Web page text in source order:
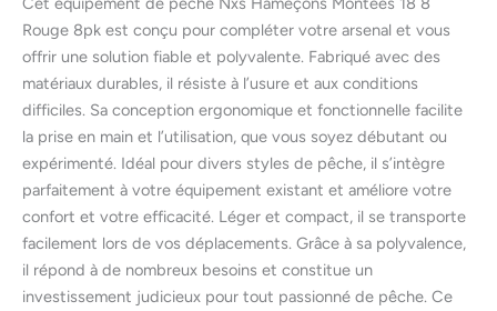
Rouge 8pk est conçu pour compléter votre arsenal et vous
offrir une solution fiable et polyvalente. Fabriqué avec des
matériaux durables, il résiste à l’usure et aux conditions
difficiles. Sa conception ergonomique et fonctionnelle facilite
la prise en main et l’utilisation, que vous soyez débutant ou
expérimenté. Idéal pour divers styles de pêche, il s’intègre
parfaitement à votre équipement existant et améliore votre
confort et votre efficacité. Léger et compact, il se transporte
facilement lors de vos déplacements. Grâce à sa polyvalence,
il répond à de nombreux besoins et constitue un
investissement judicieux pour tout passionné de pêche. Ce